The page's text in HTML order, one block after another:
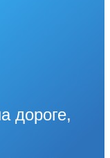
дороге,